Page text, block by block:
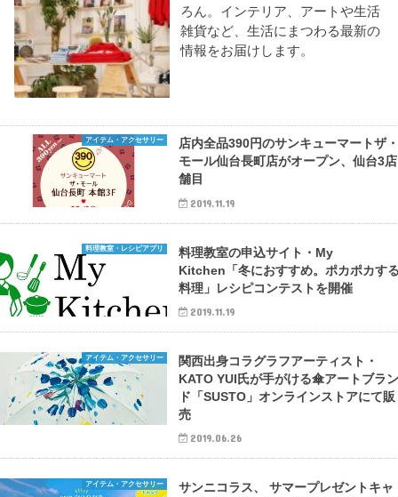
ろん。インテリア、アートや生活
雑貨など、生活にまつわる最新の
情報をお届けします。
アイテム・アクセサリー
店内全品390円のサンキューマートザ
モール仙台長町店がオープン、仙台3店
舗目
2019.11.19
料理教室・レシピアプリ
料理教室の申込サイト・My
Kitchen「冬におすすめ。ポカポカす
料理」レシピコンテストを開催
2019.11.19
アイテム・アクセサリー
関⻄出身コラグラフアーティスト・
KATO YUI氏が手がける傘アートブラ
ド「SUSTO」オンラインストアにて販
売
2019.06.26
アイテム・アクセサリー
サンニコラス、 サマープレゼントキャ